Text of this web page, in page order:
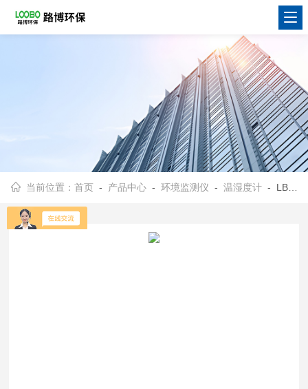
当前位置：首页 - 产品中心 -环境监测仪 -温湿度计 - LB-WSD92数字温湿度计